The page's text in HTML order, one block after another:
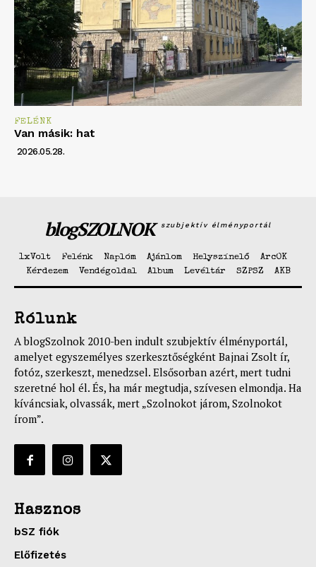
FELÉNK
Van másik: hat
2026.05.28.
blogSZOLNOK szubjektív élményportál
1xVolt Felénk Naplóm Ajánlom Helyszínelő
ArcOK
Kérdezem
Vendégoldal Album Levéltár SZPSZ AKB
Rólunk
A blogSzolnok 2010-ben indult szubjektív élményportál,
amelyet egyszemélyes szerkesztőségként Bajnai Zsolt ír,
fotóz, szerkeszt, menedzsel. Elsősorban azért, mert tudni
szeretné hol él. És, ha már megtudja, szívesen elmondja. Ha
kíváncsiak, olvassák, mert „Szolnokot járom, Szolnokot
írom”.
Hasznos
bSZ fiók
Előfizetés